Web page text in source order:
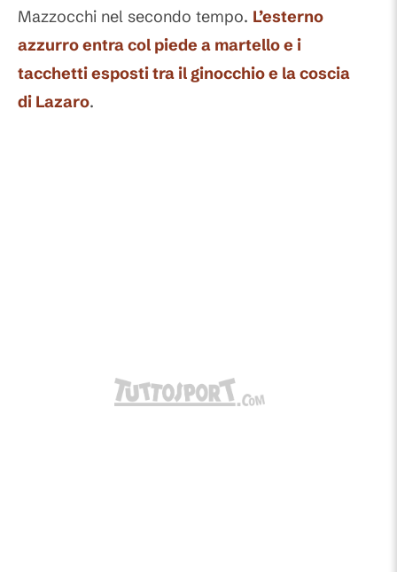
Mazzocchi nel secondo tempo. L’esterno
azzurro entra col piede a martello e i
tacchetti esposti tra il ginocchio e la coscia
di Lazaro.